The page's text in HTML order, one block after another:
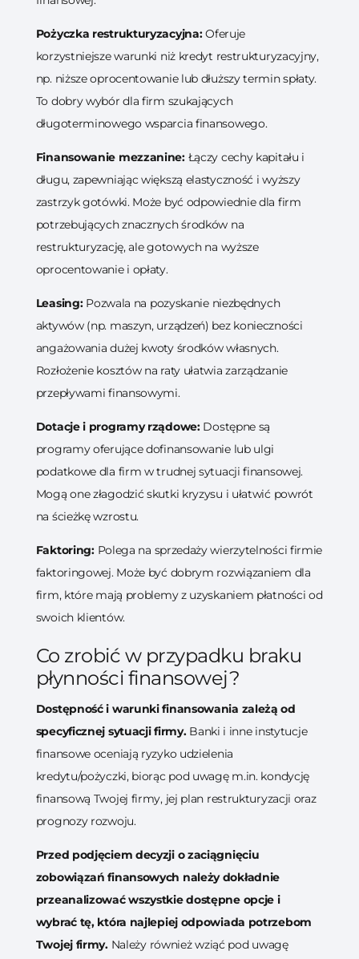
Pożyczka restrukturyzacyjna:Oferuje
korzystniejsze warunki niż kredyt restrukturyzacyjny,
np. niższe oprocentowanie lub dłuższy termin spłaty.
To dobry wybór dla firm szukających
długoterminowego wsparcia finansowego.
Finansowanie mezzanine:Łączy cechy kapitału i
długu, zapewniając większą elastyczność i wyższy
zastrzyk gotówki. Może być odpowiednie dla firm
potrzebujących znacznych środków na
restrukturyzację, ale gotowych na wyższe
oprocentowanie i opłaty.
Leasing: Pozwala na pozyskanie niezbędnych
aktywów (np. maszyn, urządzeń) bez konieczności
angażowania dużej kwoty środków własnych.
Rozłożenie kosztów na raty ułatwia zarządzanie
przepływami finansowymi.
Dotacje i programy rządowe:Dostępne są
programy oferujące dofinansowanie lub ulgi
podatkowe dla firm w trudnej sytuacji finansowej.
Mogą one złagodzić skutki kryzysu i ułatwić powrót
na ścieżkę wzrostu.
Faktoring: Polega na sprzedaży wierzytelności firmie
faktoringowej. Może być dobrym rozwiązaniem dla
firm, które mają problemy z uzyskaniem płatności od
swoich klientów.
Co zrobić w przypadku braku
płynności finansowej?
Dostępność i warunki finansowania zależą od
specyficznej sytuacji firmy.Banki i inne instytucje
finansowe oceniają ryzyko udzielenia
kredytu/pożyczki, biorąc pod uwagę m.in. kondycję
finansową Twojej firmy, jej plan restrukturyzacji oraz
prognozy rozwoju.
Przed podjęciem decyzji o zaciągnięciu
zobowiązań finansowych należy dokładnie
przeanalizować wszystkie dostępne opcje i
wybrać tę, która najlepiej odpowiada potrzebom
Twojej firmy.Należy również wziąć pod uwagę